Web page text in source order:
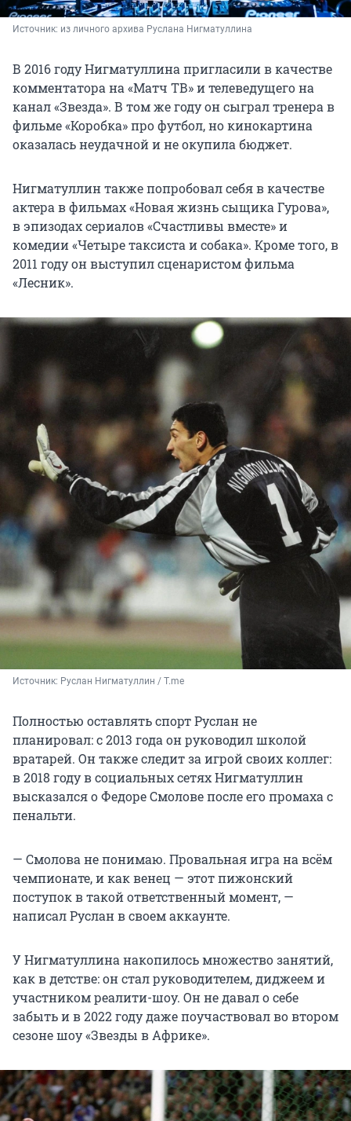
Источник: из личного архива Руслана Нигматуллина
В 2016 году Нигматуллина пригласили в качестве
комментатора на «Матч ТВ» и телеведущего на
канал «Звезда». В том же году он сыграл тренера в
фильме «Коробка» про футбол, но кинокартина
оказалась неудачной и не окупила бюджет.
Нигматуллин также попробовал себя в качестве
актера в фильмах «Новая жизнь сыщика Гурова»,
в эпизодах сериалов «Счастливы вместе» и
комедии «Четыре таксиста и собака». Кроме того, в
2011 году он выступил сценаристом фильма
«Лесник».
Источник: Руслан Нигматуллин / T.me
Полностью оставлять спорт Руслан не
планировал: с 2013 года он руководил школой
вратарей. Он также следит за игрой своих коллег:
в 2018 году в социальных сетях Нигматуллин
высказался о Федоре Смолове после его промаха с
пенальти.
— Смолова не понимаю. Провальная игра на всём
чемпионате, и как венец — этот пижонский
поступок в такой ответственный момент, —
написал Руслан в своем аккаунте.
У Нигматуллина накопилось множество занятий,
как в детстве: он стал руководителем, диджеем и
участником реалити-шоу. Он не давал о себе
забыть и в 2022 году даже поучаствовал во втором
сезоне шоу «Звезды в Африке».